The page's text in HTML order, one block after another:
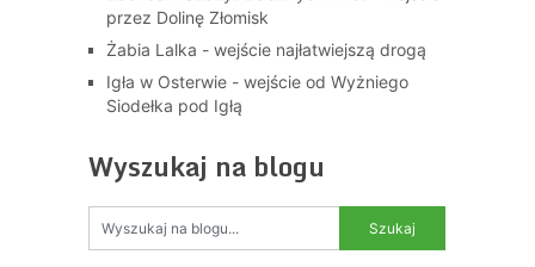
przez Dolinę Złomisk
Żabia Lalka - wejście najłatwiejszą drogą
Igła w Osterwie - wejście od Wyżniego
Siodełka pod Igłą
Wyszukaj na blogu